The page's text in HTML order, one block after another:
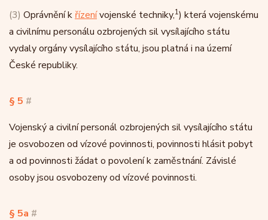
(3) Oprávnění k řízenívojenské techniky,1) která vojenskému
a civilnímu personálu ozbrojených sil vysílajícího státu
vydaly orgány vysílajícího státu, jsou platná i na území
České republiky.
§ 5 #
Vojenský a civilní personál ozbrojených sil vysílajícího státu
je osvobozen od vízové povinnosti, povinnosti hlásit pobyt
a od povinnosti žádat o povolení k zaměstnání. Závislé
osoby jsou osvobozeny od vízové povinnosti.
§ 5a #